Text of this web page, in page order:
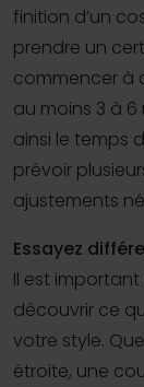
finition d’un
prendre un
commencer à
au moins 3 à
ainsi le temps
prévoir
ajustements
Essayez
Il est
découvrir ce
votre style.
étroite, une